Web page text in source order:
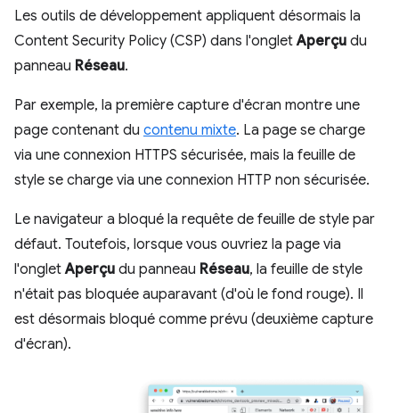
Les outils de développement appliquent désormais la
Content Security Policy (CSP) dans l'ongletAperçu du
panneau Réseau.
Par exemple, la première capture d'écran montre une
page contenant du contenu mixte. La page se charge
via une connexion HTTPS sécurisée, mais la feuille de
style se charge via une connexion HTTP non sécurisée.
Le navigateur a bloqué la requête de feuille de style par
défaut. Toutefois, lorsque vous ouvriez la page via
l'ongletAperçu du panneau Réseau, la feuille de style
n'était pas bloquée auparavant (d'où le fond rouge). Il
est désormais bloqué comme prévu (deuxième capture
d'écran).